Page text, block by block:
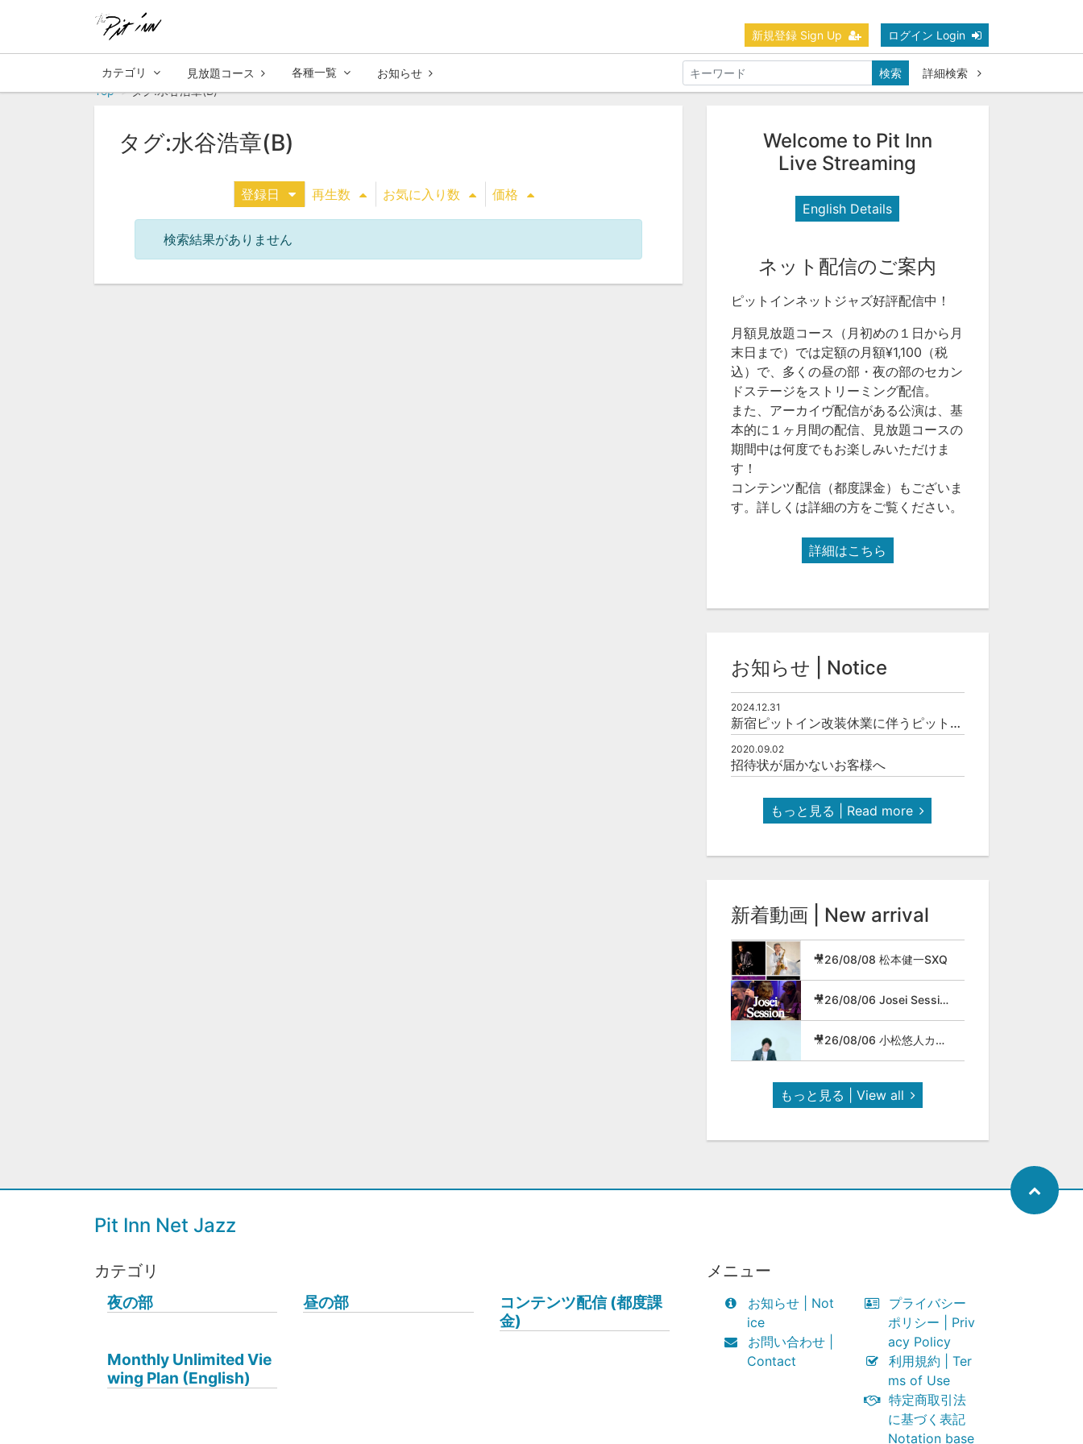
新規登録 Sign Up ログイン Login
カテゴリ 見放題コース 各種一覧 お知らせ 検索
詳細検索
Top
タグ:水谷浩章(B)
タグ:水谷浩章(B)
登録日 再生数 お気に入り数 価格
検索結果がありません
Welcome to Pit Inn
Live Streaming
English Details
ネット配信のご案内
ピットインネットジャズ好評配信中！
月額見放題コース（月初めの１日から月
末日まで）では定額の月額¥1,100（税
込）で、多くの昼の部・夜の部のセカン
ドステージをストリーミング配信。
また、アーカイヴ配信がある公演は、基
本的に１ヶ月間の配信、見放題コースの
期間中は何度でもお楽しみいただけま
す！
コンテンツ配信（都度課金）もございま
す。詳しくは詳細の方をご覧ください。
詳細はこちら
お知らせ | Notice
2024.12.31
新宿ピットイン改装休業に伴うピットインネットジャズのご案内
2020.09.02
招待状が届かないお客様へ
もっと見る | Read more
新着動画 | New arrival
🎥26/08/08 松本健一SXQ
🎥26/08/06 Josei Session
🎥26/08/06 小松悠人カルテット
もっと見る | View all
Pit Inn Net Jazz
カテゴリ
夜の部
昼の部
コンテンツ配信 (都度課
金)
Monthly Unlimited Vie
wing Plan (English)
メニュー
お知らせ | Not
ice
お問い合わせ |
Contact
プライバシー
ポリシー | Priv
acy Policy
利用規約 | Ter
ms of Use
特定商取引法
に基づく表記
Notation base